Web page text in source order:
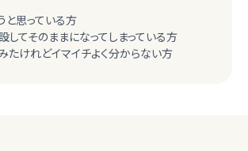
と思っている方
してそのままになってしまっている方
たけれどイマイチよく分からない方